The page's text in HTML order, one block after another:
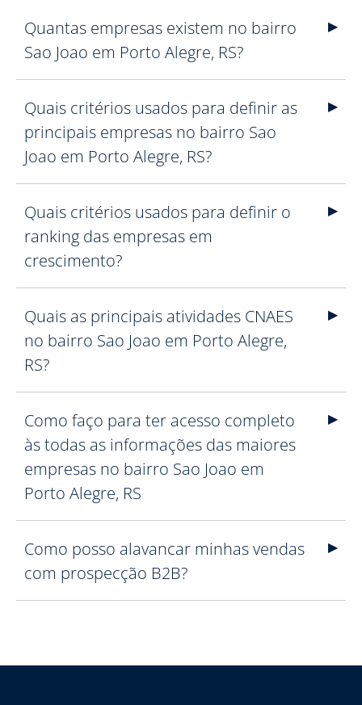
Quantas empresas existem no bairro
Sao Joao em Porto Alegre, RS?
Quais critérios usados para definir as
principais empresas no bairro Sao
Joao em Porto Alegre, RS?
Quais critérios usados para definir o
ranking das empresas em
crescimento?
Quais as principais atividades CNAES
no bairro Sao Joao em Porto Alegre,
RS?
Como faço para ter acesso completo
às todas as informações das maiores
empresas no bairro Sao Joao em
Porto Alegre, RS
Como posso alavancar minhas vendas
com prospecção B2B?